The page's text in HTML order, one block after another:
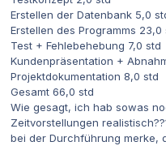
Erstellen der Datenbank 5,0
Erstellen des Programms 23,0
Test + Fehlebehebung 7,0 std
Kundenpräsentation +
Projektdokumentation 8,0 std
Gesamt 66,0 std
Wie gesagt, ich hab sowas
Zeitvorstellungen
bei der Durchführung merke,